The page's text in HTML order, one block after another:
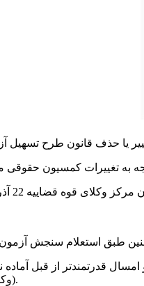
قدرتمندتر از قبل آماده
(وکالت -قضاوت و دفاتر اسناد رسمی) هستیم.